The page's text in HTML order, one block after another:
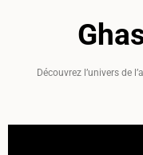
Découvrez l’univers de